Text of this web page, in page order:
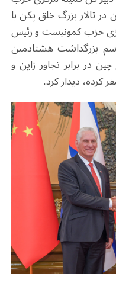
تالار بزرگ خلق پکن با
حزب کمونیست و رئیس
بزرگداشت هشتادمین
در برابر تجاوز ژاپن و
دیدار کرد.